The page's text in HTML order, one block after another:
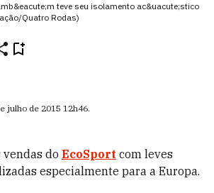
teve seu isolamento ac&uacute;stico
Quatro Rodas)
julho de 2015 12h46.
do EcoSport com leves
especialmente para a Europa.